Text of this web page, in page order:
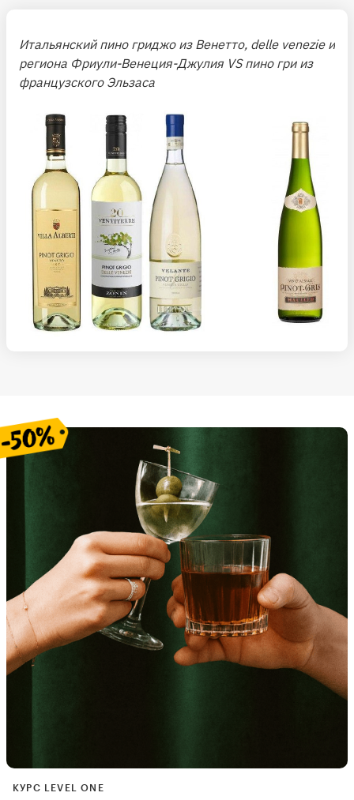
Итальянский пино гриджо из Венетто, delle venezie и
региона Фриули-Венеция-Джулия VS пино гри из
французского Эльзаса
КУРС LEVEL ONE